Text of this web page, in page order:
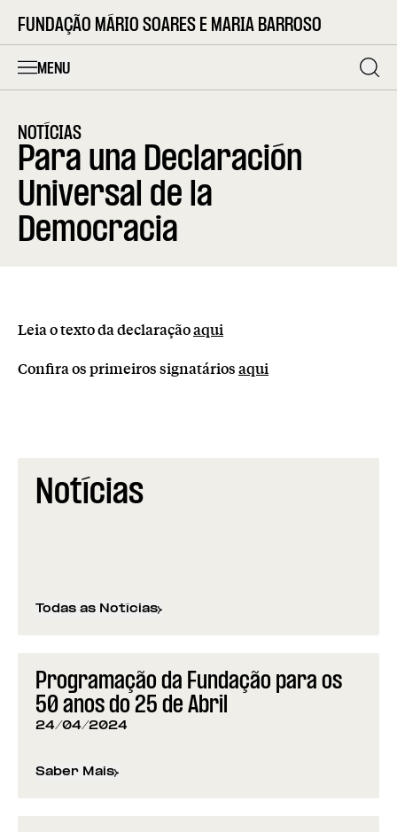
FUNDAÇÃO MÁRIO SOARES E MARIA BARROSO
MENU
NOTÍCIAS
Para una Declaración
Universal de la
Democracia
Leia o texto da declaraçãoaqui
Confira os primeiros signatáriosaqui
Notícias
Todas as Notícias
Programação da Fundação para os
50 anos do 25 de Abril
24/04/2024
Saber Mais
sobre Programação da Fundação para os 50 anos